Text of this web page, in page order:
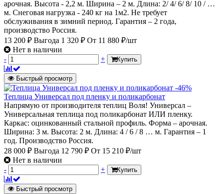
арочная. Высота - 2,2 м. Ширина – 2 м. Длина: 2/ 4/ 6/ 8/ 10 / …
м. Снеговая нагрузка - 240 кг на 1м2. Не требует
обслуживания в зимний период. Гарантия – 2 года,
производство Россия.
13 200 ₽ Выгода 1 320 ₽ От 11 880 ₽/шт
Нет в наличии
-
+ Купить
Быстрый просмотр
-46%
Теплица Универсал под пленку и поликарбонат
Напрямую от производителя теплиц Воля! Универсал –
Универсальная теплица под поликарбонат ИЛИ пленку.
Каркас: оцинкованный стальной профиль. Форма – арочная.
Ширина: 3 м. Высота: 2 м. Длина: 4 / 6 / 8 … м. Гарантия – 1
год. Производство Россия.
28 000 ₽ Выгода 12 790 ₽ От 15 210 ₽/шт
Нет в наличии
-
+ Купить
Быстрый просмотр